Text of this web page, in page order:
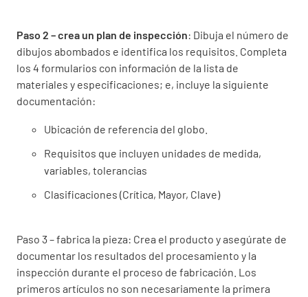
Paso 2 – crea un plan de inspección: Dibuja el número de
dibujos abombados e identifica los requisitos. Completa
los 4 formularios con información de la lista de
materiales y especificaciones; e, incluye la siguiente
documentación:
Ubicación de referencia del globo.
Requisitos que incluyen unidades de medida,
variables, tolerancias
Clasificaciones (Crítica, Mayor, Clave)
Paso 3 – fabrica la pieza: Crea el producto y asegúrate de
documentar los resultados del procesamiento y la
inspección durante el proceso de fabricación. Los
primeros artículos no son necesariamente la primera